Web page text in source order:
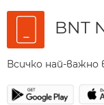
BNT
Всичко най-